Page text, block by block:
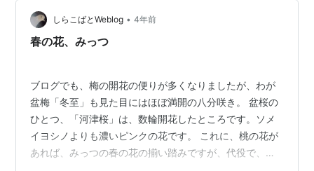
しらこばとWeblog • 4年前
春の花、みっつ
ブログでも、梅の開花の便りが多くなりましたが、わが
盆梅「冬至」も見た目にはほぼ満開の八分咲き。 盆桜の
ひとつ、「河津桜」は、数輪開花したところです。ソメ
イヨシノよりも濃いピンクの花です。 これに、桃の花が
あれば、みっつの春の花の揃い踏みですが、代役で、庭